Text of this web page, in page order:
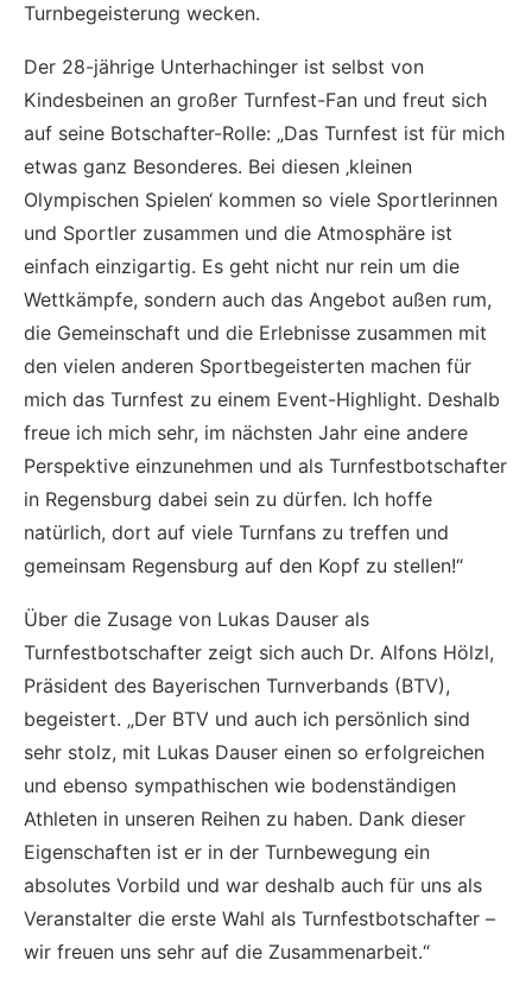
Turnbegeisterung wecken.
Der 28-jährige Unterhachinger ist selbst von
Kindesbeinen an großer Turnfest-Fan und freut sich
auf seine Botschafter-Rolle: „Das Turnfest ist für mich
etwas ganz Besonderes. Bei diesen ‚kleinen
Olympischen Spielen‘ kommen so viele Sportlerinnen
und Sportler zusammen und die Atmosphäre ist
einfach einzigartig. Es geht nicht nur rein um die
Wettkämpfe, sondern auch das Angebot außen rum,
die Gemeinschaft und die Erlebnisse zusammen mit
den vielen anderen Sportbegeisterten machen für
mich das Turnfest zu einem Event-Highlight. Deshalb
freue ich mich sehr, im nächsten Jahr eine andere
Perspektive einzunehmen und als Turnfestbotschafter
in Regensburg dabei sein zu dürfen. Ich hoffe
natürlich, dort auf viele Turnfans zu treffen und
gemeinsam Regensburg auf den Kopf zu stellen!“
Über die Zusage von Lukas Dauser als
Turnfestbotschafter zeigt sich auch Dr. Alfons Hölzl,
Präsident des Bayerischen Turnverbands (BTV),
begeistert. „Der BTV und auch ich persönlich sind
sehr stolz, mit Lukas Dauser einen so erfolgreichen
und ebenso sympathischen wie bodenständigen
Athleten in unseren Reihen zu haben. Dank dieser
Eigenschaften ist er in der Turnbewegung ein
absolutes Vorbild und war deshalb auch für uns als
Veranstalter die erste Wahl als Turnfestbotschafter –
wir freuen uns sehr auf die Zusammenarbeit.“